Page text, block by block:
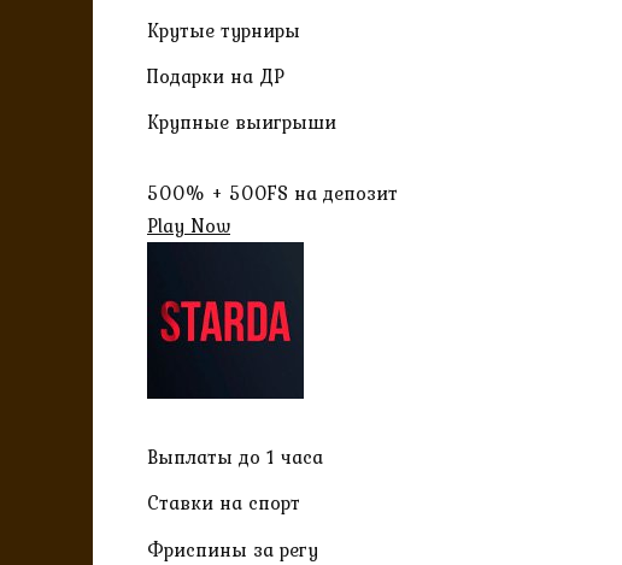
Крутые турниры
Подарки на ДР
Крупные выигрыши
500% + 500FS на депозит
Play Now
Выплаты до 1 часа
Ставки на спорт
Фриспины за регу